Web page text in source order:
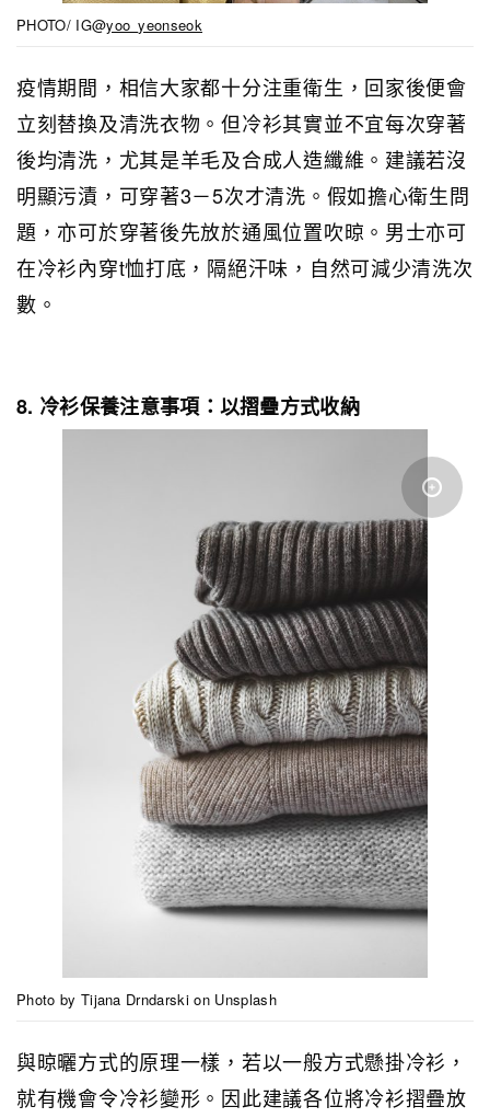
PHOTO/ IG@yoo_yeonseok
疫情期間，相信大家都十分注重衛生，回家後便會
立刻替換及清洗衣物。但冷衫其實並不宜每次穿著
後均清洗，尤其是羊毛及合成人造纖維。建議若沒
明顯污漬，可穿著3－5次才清洗。假如擔心衛生問
題，亦可於穿著後先放於通風位置吹晾。男士亦可
在冷衫內穿t恤打底，隔絕汗味，自然可減少清洗次
數。
8. 冷衫保養注意事項：以摺疊方式收納
Photo by Tijana Drndarski on Unsplash
與晾曬方式的原理一樣，若以一般方式懸掛冷衫，
就有機會令冷衫變形。因此建議各位將冷衫摺疊放